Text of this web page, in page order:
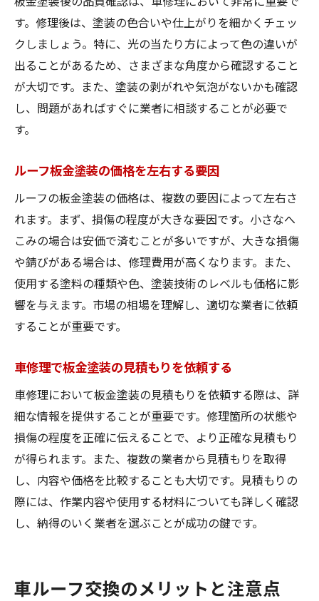
す。修理後は、塗装の色合いや仕上がりを細かくチェッ
クしましょう。特に、光の当たり方によって色の違いが
出ることがあるため、さまざまな角度から確認すること
が大切です。また、塗装の剥がれや気泡がないかも確認
し、問題があればすぐに業者に相談することが必要で
す。
ルーフ板金塗装の価格を左右する要因
ルーフの板金塗装の価格は、複数の要因によって左右さ
れます。まず、損傷の程度が大きな要因です。小さなへ
こみの場合は安価で済むことが多いですが、大きな損傷
や錆びがある場合は、修理費用が高くなります。また、
使用する塗料の種類や色、塗装技術のレベルも価格に影
響を与えます。市場の相場を理解し、適切な業者に依頼
することが重要です。
車修理で板金塗装の見積もりを依頼する
車修理において板金塗装の見積もりを依頼する際は、詳
細な情報を提供することが重要です。修理箇所の状態や
損傷の程度を正確に伝えることで、より正確な見積もり
が得られます。また、複数の業者から見積もりを取得
し、内容や価格を比較することも大切です。見積もりの
際には、作業内容や使用する材料についても詳しく確認
し、納得のいく業者を選ぶことが成功の鍵です。
車ルーフ交換のメリットと注意点